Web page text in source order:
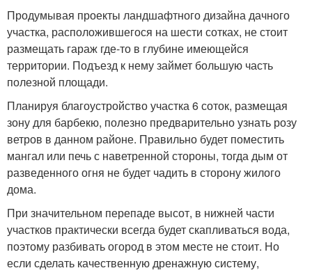
Продумывая проекты ландшафтного дизайна дачного
участка, расположившегося на шести сотках, не стоит
размещать гараж где-то в глубине имеющейся
территории. Подъезд к нему займет большую часть
полезной площади.
Планируя благоустройство участка 6 соток, размещая
зону для барбекю, полезно предварительно узнать розу
ветров в данном районе. Правильно будет поместить
мангал или печь с наветренной стороны, тогда дым от
разведенного огня не будет чадить в сторону жилого
дома.
При значительном перепаде высот, в нижней части
участков практически всегда будет скапливаться вода,
поэтому разбивать огород в этом месте не стоит. Но
если сделать качественную дренажную систему,